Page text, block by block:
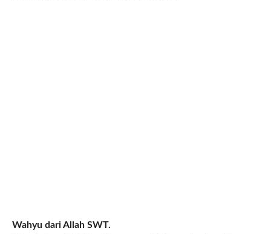
Wahyu dari Allah SWT.